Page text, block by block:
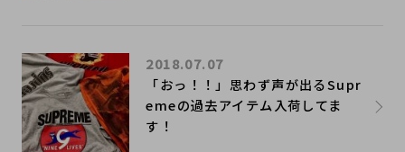
「おっ！！」思わず声が出るSupr
emeの過去アイテム入荷してま
す！
2018.07.07